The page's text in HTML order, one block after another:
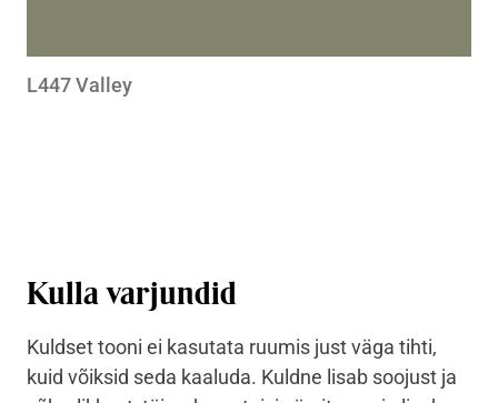
L447 Valley
Kulla varjundid
Kuldset tooni ei kasutata ruumis just väga tihti,
kuid võiksid seda kaaluda. Kuldne lisab soojust ja